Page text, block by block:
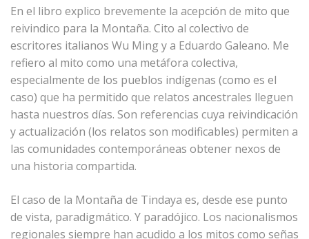
En el libro explico brevemente la acepción de mito que
reivindico para la Montaña. Cito al colectivo de
escritores italianos Wu Ming y a Eduardo Galeano. Me
refiero al mito como una metáfora colectiva,
especialmente de los pueblos indígenas (como es el
caso) que ha permitido que relatos ancestrales lleguen
hasta nuestros días. Son referencias cuya reivindicación
y actualización (los relatos son modificables) permiten a
las comunidades contemporáneas obtener nexos de
una historia compartida.
El caso de la Montaña de Tindaya es, desde ese punto
de vista, paradigmático. Y paradójico. Los nacionalismos
regionales siempre han acudido a los mitos como señas